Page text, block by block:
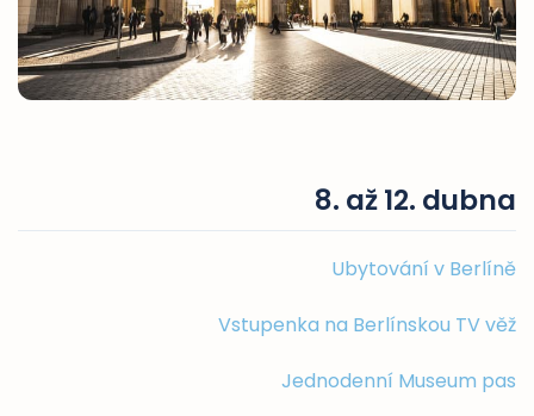
8. až 12. dubna
Ubytování v Berlíně
Vstupenka na Berlínskou TV věž
Jednodenní Museum pas